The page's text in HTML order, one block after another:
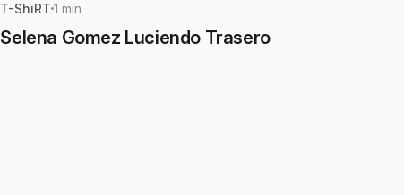
T-ShiRT1 min
Selena Gomez Luciendo Trasero